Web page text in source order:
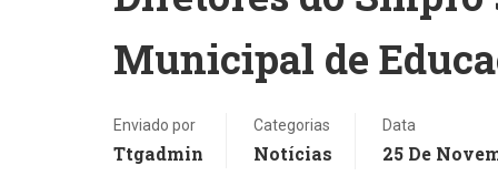
Municipal de
Enviado por
Ttgadmin
Categorias
Notícias
Data
25 De